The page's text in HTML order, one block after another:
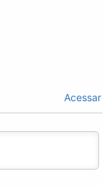
Acessar